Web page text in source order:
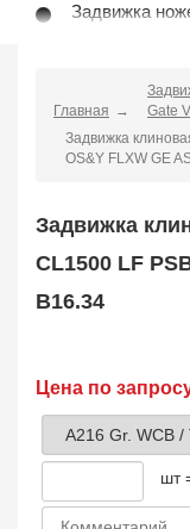
Задвижка
Globe Valve
Клапан
Control Valve
Клапан
Ball Valve
Затвор
Butterfly Valve
Фильтр
Strainer
Steam Trap
Главная
Gate
Задвижка
OS&Y FLXW GE
Задвижка
CL1500 LF
B16.34
Цена по
шт